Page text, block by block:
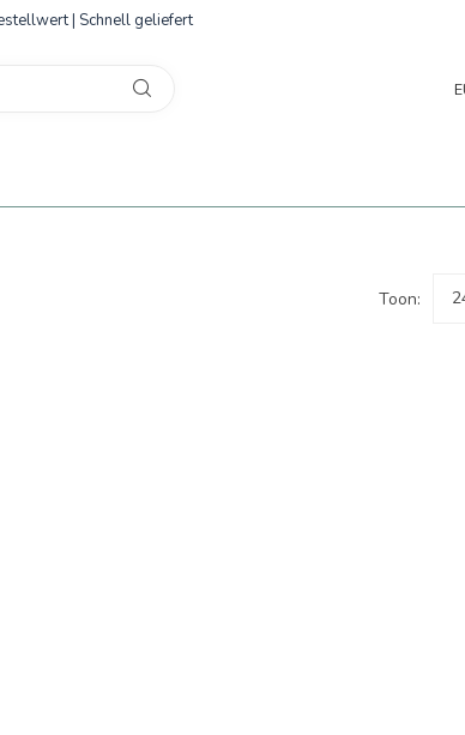
| Schnell geliefert
Toon: